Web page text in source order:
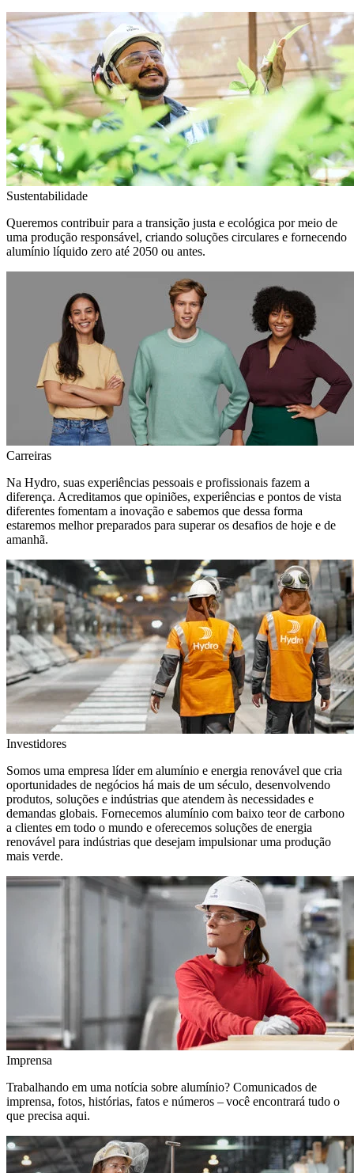
Sustentabilidade
Queremos contribuir para a transição justa e ecológica por meio de
uma produção responsável, criando soluções circulares e fornecendo
alumínio líquido zero até 2050 ou antes.
Carreiras
Na Hydro, suas experiências pessoais e profissionais fazem a
diferença. Acreditamos que opiniões, experiências e pontos de vista
diferentes fomentam a inovação e sabemos que dessa forma
estaremos melhor preparados para superar os desafios de hoje e de
amanhã.
Investidores
Somos uma empresa líder em alumínio e energia renovável que cria
oportunidades de negócios há mais de um século, desenvolvendo
produtos, soluções e indústrias que atendem às necessidades e
demandas globais. Fornecemos alumínio com baixo teor de carbono
a clientes em todo o mundo e oferecemos soluções de energia
renovável para indústrias que desejam impulsionar uma produção
mais verde.
Imprensa
Trabalhando em uma notícia sobre alumínio? Comunicados de
imprensa, fotos, histórias, fatos e números – você encontrará tudo o
que precisa aqui.